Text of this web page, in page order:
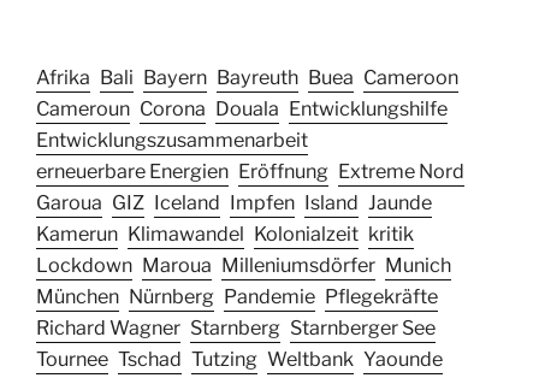
Afrika Bali Bayern Bayreuth Buea Cameroon
Cameroun Corona Douala Entwicklungshilfe
Entwicklungszusammenarbeit
erneuerbare Energien Eröffnung Extreme Nord
Garoua GIZ Iceland Impfen Island Jaunde
Kamerun Klimawandel Kolonialzeit kritik
Lockdown Maroua Milleniumsdörfer Munich
München Nürnberg Pandemie Pflegekräfte
Richard Wagner Starnberg Starnberger See
Tournee Tschad Tutzing Weltbank Yaounde